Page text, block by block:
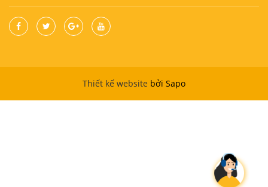
Thiết kế website bởi Sapo